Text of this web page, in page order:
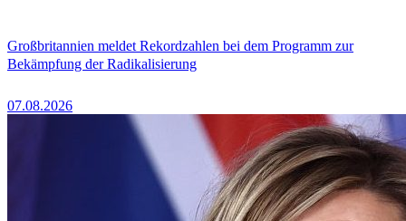
Großbritannien meldet Rekordzahlen bei dem Programm zur
Bekämpfung der Radikalisierung
07.08.2026